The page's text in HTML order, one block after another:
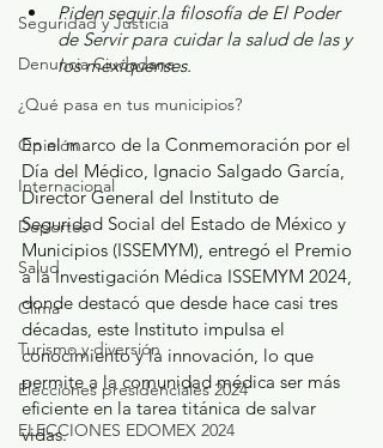
Seguridad y Justicia
Denuncia Ciudadana
¿Qué pasa en tus municipios?
Opinión
Internacional
Deportes
Salud
Clima
Turismo y diversión
Elecciones presidenciales 2024
ELECCIONES EDOMEX 2024
Piden seguir la filosofía de El Poder
de Servir para cuidar la salud de las y
los mexiquenses.
En el marco de la Conmemoración por el
Día del Médico, Ignacio Salgado García,
Director General del Instituto de
Seguridad Social del Estado de México y
Municipios (ISSEMYM), entregó el Premio
a la Investigación Médica ISSEMYM 2024,
donde destacó que desde hace casi tres
décadas, este Instituto impulsa el
conocimiento y la innovación, lo que
permite a la comunidad médica ser más
eficiente en la tarea titánica de salvar
vidas.